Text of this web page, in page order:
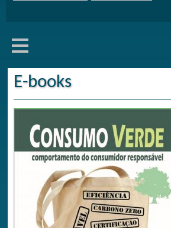
E-books